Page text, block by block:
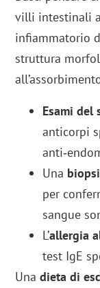
villi intestinali
infiammatorio
struttura
Esami del
anticorpi
Una
per
sangue
L’allergia
test IgE
Unadieta di